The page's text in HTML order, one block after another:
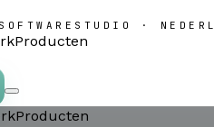
SOFTWARESTUDIO ·
Producten
Producten